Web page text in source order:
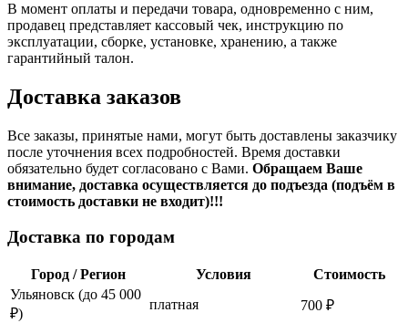
В момент оплаты и передачи товара, одновременно с ним,
продавец представляет кассовый чек, инструкцию по
эксплуатации, сборке, установке, хранению, а также
гарантийный талон.
Доставка заказов
Все заказы, принятые нами, могут быть доставлены заказчику
после уточнения всех подробностей. Время доставки
обязательно будет согласовано с Вами. Обращаем Ваше
внимание, доставка осуществляется до подъезда (подъём в
стоимость доставки не входит)!!!
Доставка по городам
Город / Регион Условия
Стоимость
Ульяновск (до 45 000
₽)
платная
700 ₽